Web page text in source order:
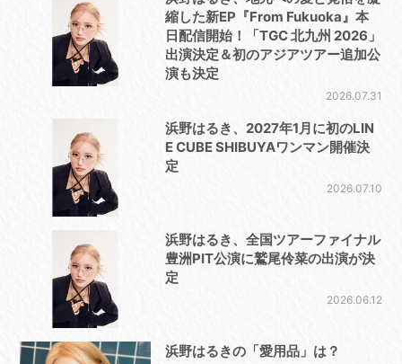
縮した新EP『From Fukuoka』本
日配信開始！「TGC 北九州 2026」
出演決定＆初のアジアツアー追加公
演も決定
2026.07.31
浜野はるき、2027年1月に初のLIN
E CUBE SHIBUYAワンマン開催決
定
2026.07.10
浜野はるき、全国ツアーファイナル
豊洲PIT公演に鷲尾伶菜の出演が決
定
2026.06.12
浜野はるきの「愛用品」は？